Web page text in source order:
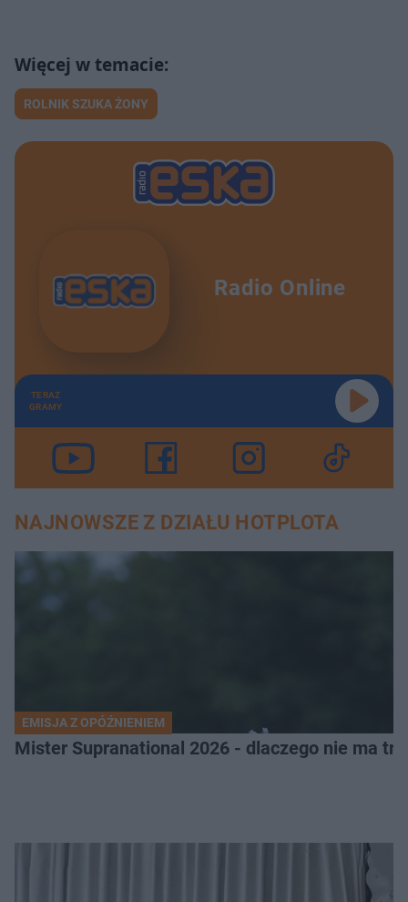
ROLNIK SZUKA ŻONY
Radio Online
TERAZ
GRAMY
NAJNOWSZE Z DZIAŁU HOTPLOTA
EMISJA Z OPÓŹNIENIEM
Mister Supranational 2026 - dlaczego nie ma